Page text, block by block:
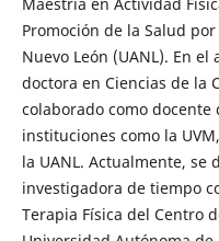
Promoción de la Salud
Nuevo León (UANL). En
doctora en Ciencias de la
colaborado como
instituciones como la
la UANL. Actualmente, se
investigadora de tiempo
Terapia Física del Centro